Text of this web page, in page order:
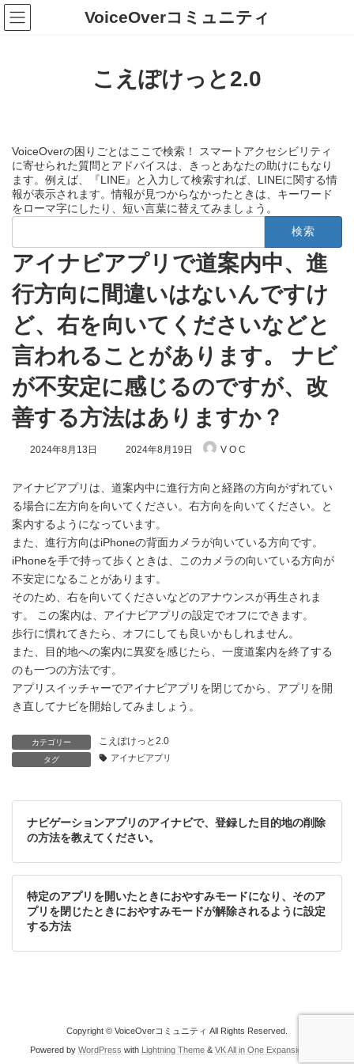
コ
ン
テ
ナ
ビ
ゲ
VoiceOverコミュニティ
こえぽけっと2.0
VoiceOverの困りごとはここで検索！ スマートアクセシビリティ
に寄せられた質問とアドバイスは、きっとあなたの助けにもなり
ます。例えば、『LINE』と入力して検索すれば、LINEに関する情
報が表示されます。情報が見つからなかったときは、キーワード
をローマ字にしたり、短い言葉に替えてみましょう。
検
アイナビアプリで道案内中、進
行方向に間違いはないんですけ
ど、右を向いてくださいなどと
言われることがあります。 ナビ
が不安定に感じるのですが、改
善する方法はありますか？
2024年8月13日
最
新
時
:
2024年8月19日 V O C
アイナビアプリは、道案内中に進行方向と経路の方向がずれてい
る場合に左方向を向いてください。右方向を向いてください。と
案内するようになっています。
また、進行方向はiPhoneの背面カメラが向いている方向です。
iPhoneを手で持って歩くときは、このカメラの向いている方向が
不安定になることがあります。
そのため、右を向いてくださいなどのアナウンスが再生されま
す。 この案内は、アイナビアプリの設定でオフにできます。
歩行に慣れてきたら、オフにしても良いかもしれません。
また、目的地への案内に異変を感じたら、一度道案内を終了する
のも一つの方法です。
アプリスイッチャーでアイナビアプリを閉じてから、アプリを開
き直してナビを開始してみましょう。
カテゴリー こえぽけっと2.0
タグ アイナビアプリ
ナビゲーションアプリのアイナビで、登録した目的地の削除
の方法を教えてください。
特定のアプリを開いたときにおやすみモードになり、そのア
プリを閉じたときにおやすみモードが解除されるように設定
する方法
Copyright © VoiceOverコミュニティ All Rights Reserved.
Powered by WordPress with Lightning Theme & VK All in One Expansion Unit